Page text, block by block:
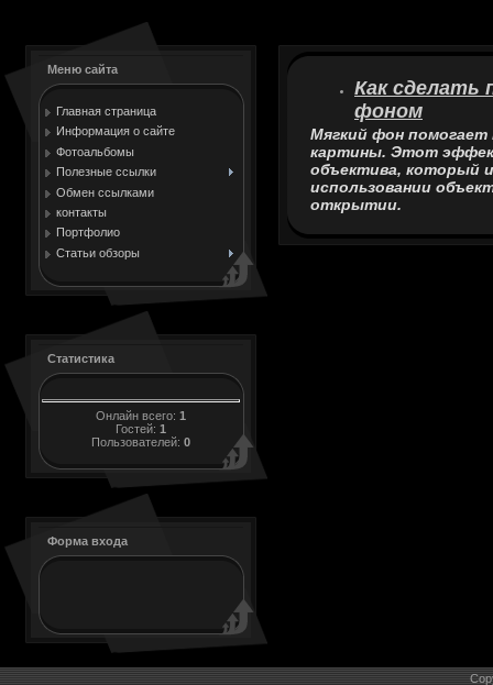
Меню сайта
Главная страница
Информация о сайте
Фотоальбомы
Полезные ссылки
Обмен ссылками
контакты
Портфолио
Статьи обзоры
Статистика
Онлайн всего: 1
Гостей: 1
Пользователей: 0
Форма входа
Как
фоном
Мягкий фон помогает
картины. Этот
объектива, который
использовании
открытии.